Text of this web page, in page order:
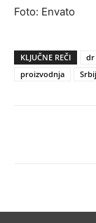
Foto: Envato
KLJUČNE REČI dr
proizvodnja